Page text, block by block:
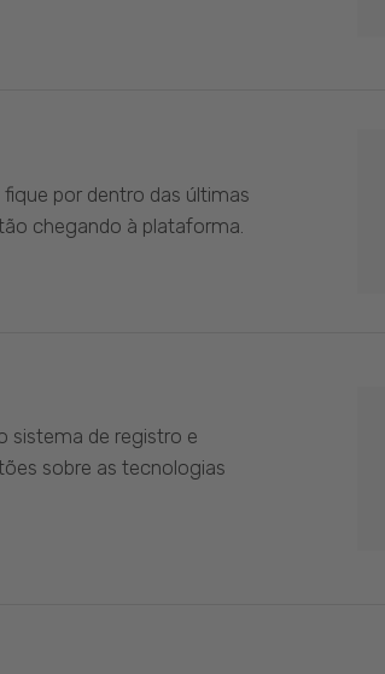
por dentro das últimas
chegando à plataforma.
sistema de registro e
sobre as tecnologias